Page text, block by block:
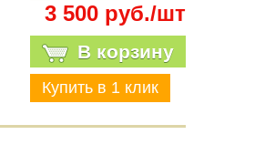
3 500 руб./шт
В корзину